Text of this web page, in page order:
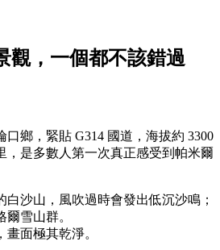
觀，一個都不該錯過
鄉，緊貼 G314 國道，海拔約 3300
，是多數人第一次真正感受到帕米爾
沙山，風吹過時會發出低沉沙鳴；
雪山群。
面極其乾淨。